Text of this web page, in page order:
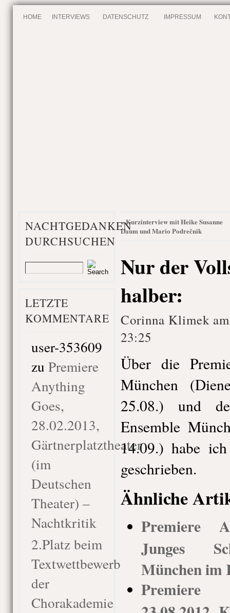
HOME INTERVIEWS DATENSCHUTZ IMPRESSUM
NACHTGEDANKEN
DURCHSUCHEN
LETZTE
KOMMENTARE
user-353609
zu Premiere
Anything
Goes,
28.02.2013,
Gärtnerplatztheater
(im
Deutschen
Theater) –
Nachtkritik
2.Platz beim
Textwettbewerb
der
Chorakademie
«Kurzinterview mit Heike Susanne
Daum und Mario Podrečnik
Nur der
halber:
Corinna Klimek
23:25
Über die
München
25.08.) und
Ensemble
14.09.) habe
geschrieben.
Ähnliche
Premiere
Junges
München im
Premiere